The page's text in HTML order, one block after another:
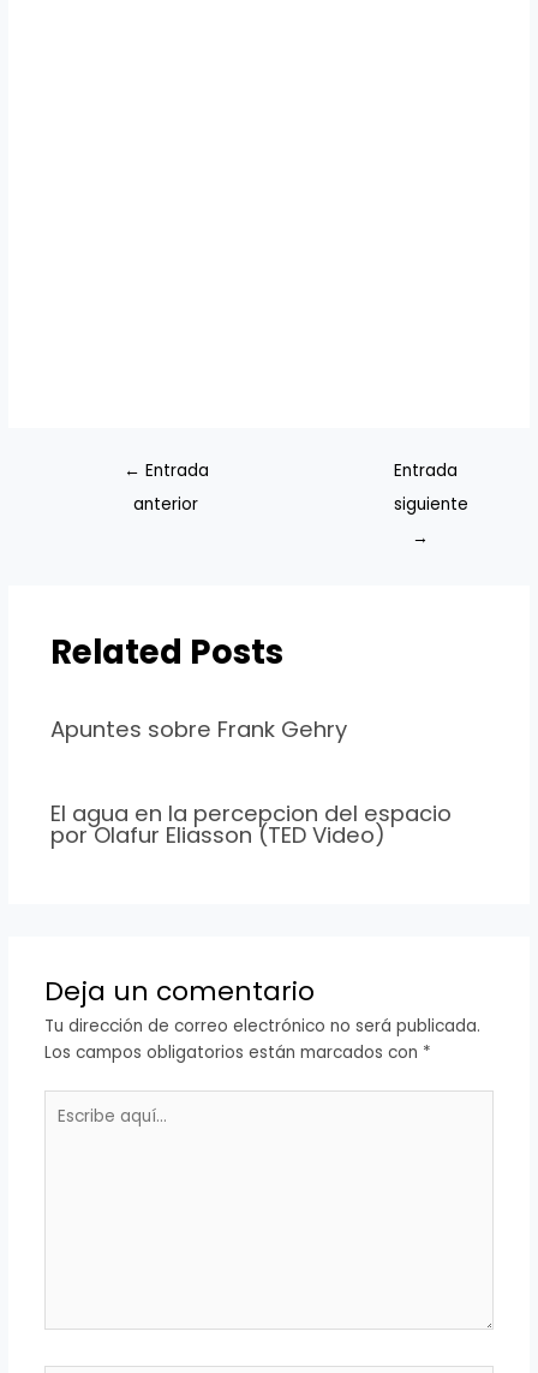
← Entrada
anterior
Entrada
siguiente
→
Related Posts
Apuntes sobre Frank Gehry
El agua en la percepcion del espacio
por Olafur Eliasson (TED Video)
Deja un comentario
Tu dirección de correo electrónico no será publicada.
Los campos obligatorios están marcados con *
aquí...